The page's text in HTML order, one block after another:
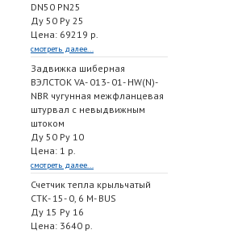
DN50 PN25
Ду 50 Ру 25
Цена: 69219 р.
смотреть далее...
Задвижка шиберная
ВЭЛСТОК VA- 013- 01- HW(N)-
NBR чугунная межфланцевая
штурвал с невыдвижным
штоком
Ду 50 Ру 10
Цена: 1 р.
смотреть далее...
Счетчик тепла крыльчатый
СТК- 15- 0, 6 M- BUS
Ду 15 Ру 16
Цена: 3640 р.